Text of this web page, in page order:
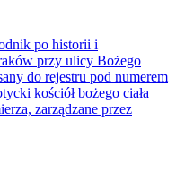
po historii i
przy ulicy Bożego
do rejestru pod numerem
kościół bożego ciała
zarządzane przez